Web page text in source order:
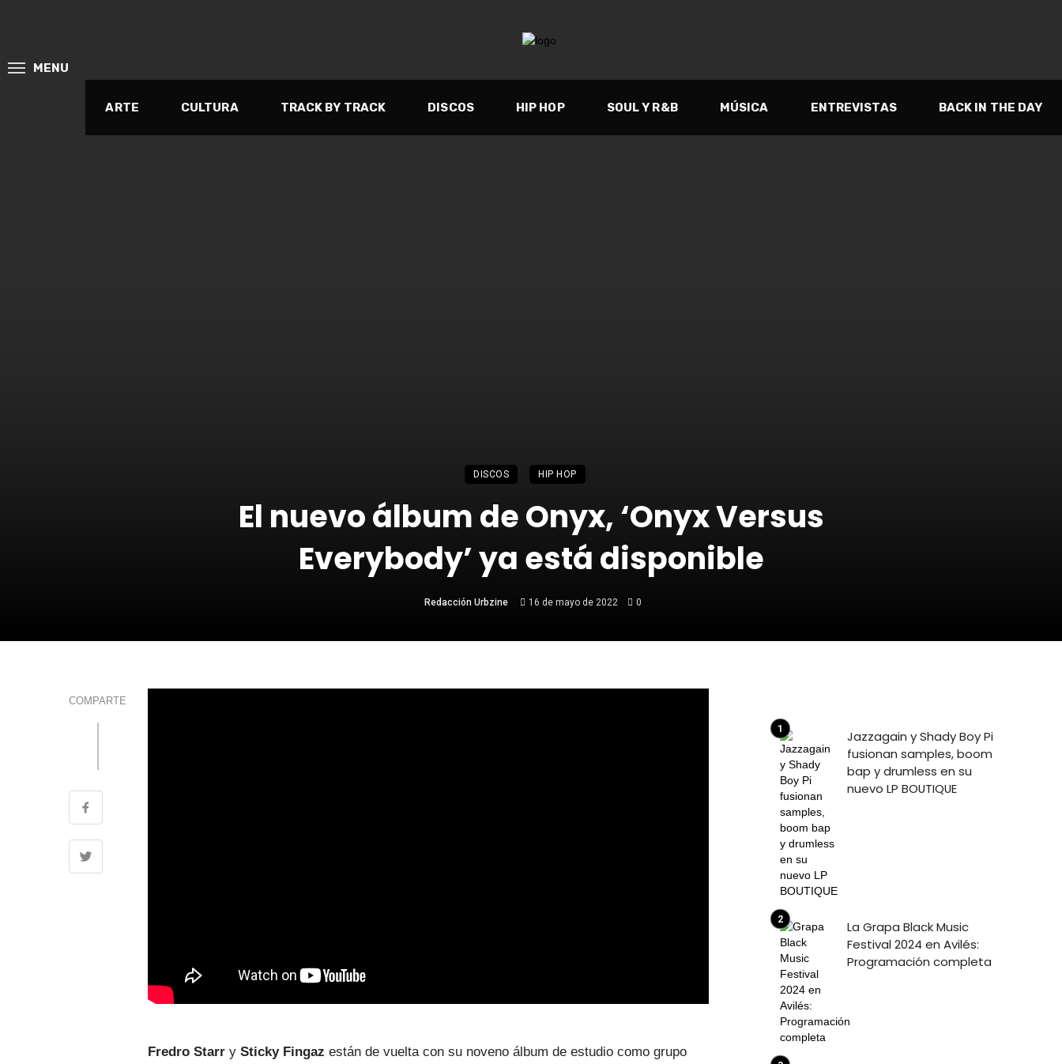
MENU
ARTE CULTURA TRACK BY TRACK DISCOS HIP HOP SOUL Y R&B MÚSICA ENTREVISTAS BACK IN THE DAY
DISCOS HIP HOP
El nuevo álbum de Onyx, ‘Onyx Versus
Everybody’ ya está disponible
Redacción Urbzine 16 de mayo de 2022 0
COMPARTE
Fredro Starr y Sticky Fingaz están de vuelta con su noveno álbum de estudio como grupo
Jazzagain y Shady Boy Pi
fusionan samples, boom
bap y drumless en su
nuevo LP BOUTIQUE
La Grapa Black Music
Festival 2024 en Avilés:
Programación completa